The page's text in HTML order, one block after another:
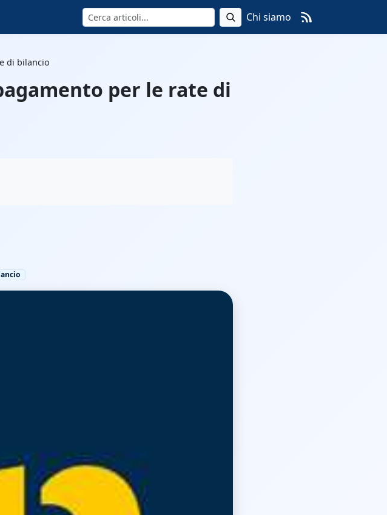
Cerca Chi siamo
di bilancio
per le rate di